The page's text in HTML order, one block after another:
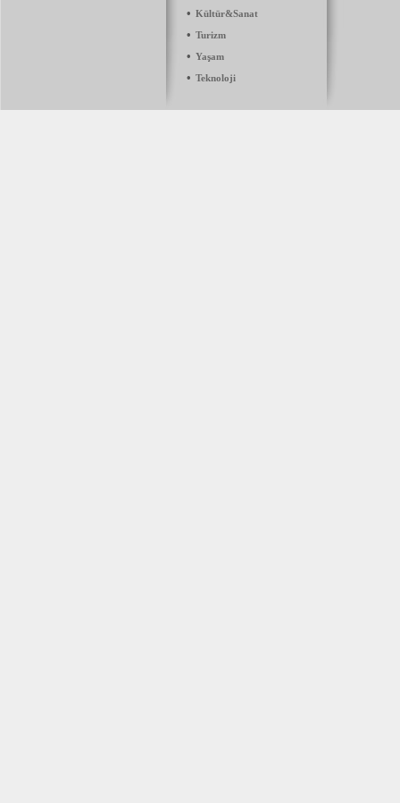
• Kültür&Sanat
• Turizm
• Yaşam
• Teknoloji